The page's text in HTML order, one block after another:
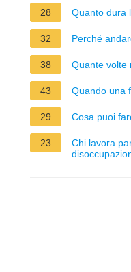
28 Quanto dura
32 Perché
38 Quante volte
43 Quando una
29 Cosa puoi
23
Chi lavora